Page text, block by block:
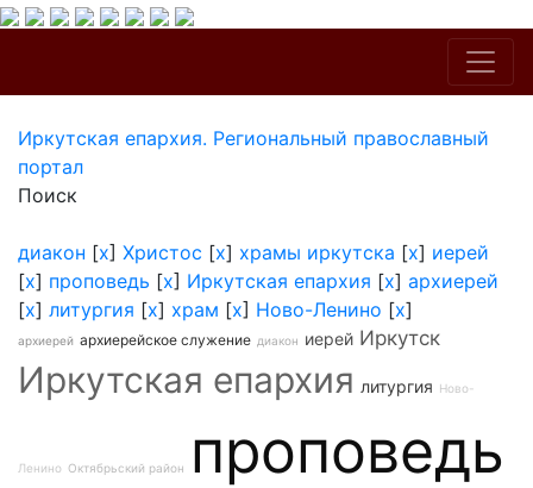
Иркутская епархия. Региональный православный
портал
Поиск
диакон [x] Христос [x] храмы иркутска [x] иерей
[x] проповедь [x] Иркутская епархия [x] архиерей
[x] литургия [x] храм [x] Ново-Ленино [x]
архиерей архиерейское служение диакон иерей Иркутск
Иркутская епархия литургия Ново-
Ленино Октябрьский район проповедь